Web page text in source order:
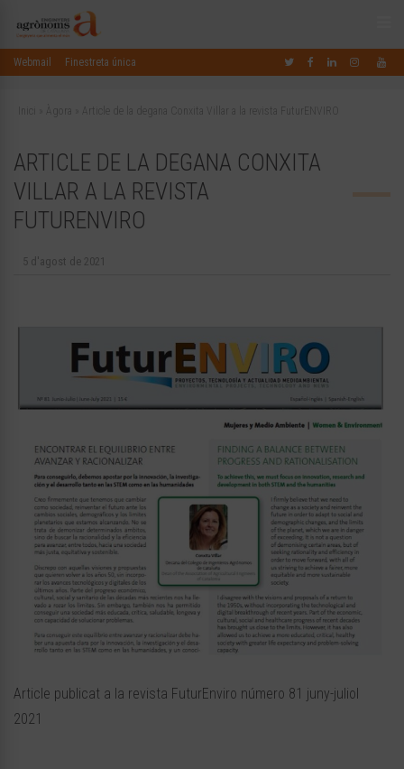
Webmail Finestreta única
Inici Àgora Article de la degana Conxita Villar a la revista FuturENVIRO
ARTICLE DE LA DEGANA CONXITA
VILLAR A LA REVISTA
FUTURENVIRO
5 d'agost de 2021
Article publicat a la revista FuturEnviro número 81 juny-juliol
2021